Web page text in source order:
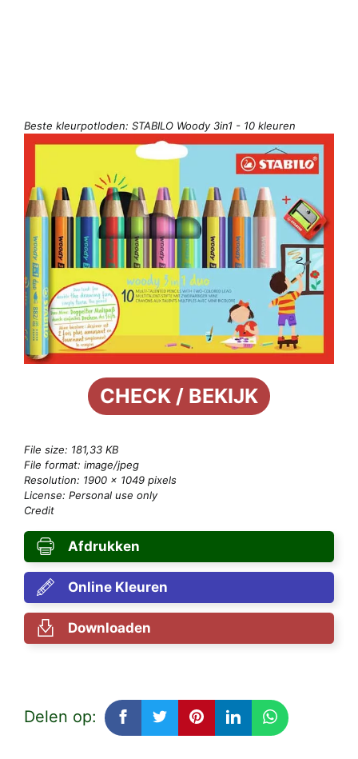
Beste kleurpotloden: STABILO Woody 3in1 - 10 kleuren
CHECK / BEKIJK
File size: 181,33 KB
File format: image/jpeg
Resolution: 1900 × 1049 pixels
License: Personal use only
Credit
Afdrukken
Online Kleuren
Downloaden
Delen op: